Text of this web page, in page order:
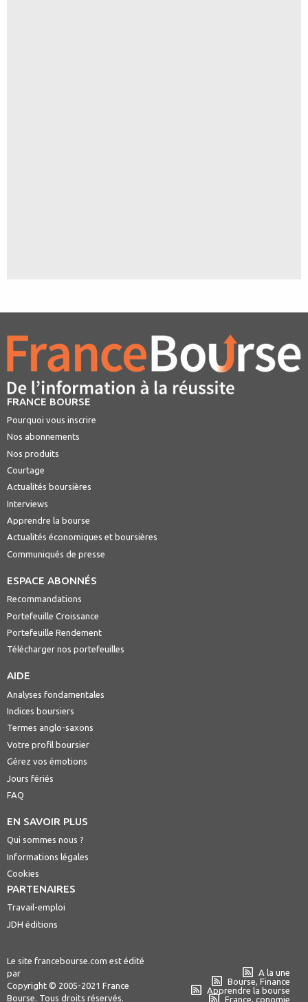
FRANCE BOURSE
Pourquoi vous inscrire
Nos abonnements
Nos produits
Courtage
Actualités boursières
Interviews
Apprendre la bourse
Actualités économiques et boursières
Communiqués de presse
ESPACE ABONNÉS
Recommandations
Portefeuille Croissance
Portefeuille Rendement
Télécharger nos portefeuilles
AIDE
Analyses fondamentales
Indices boursiers
Termes anglo-saxons
Votre profil boursier
Gérez vos émotions
Jours fériés
FAQ
EN SAVOIR PLUS
Qui sommes nous ?
Informations légales
Cookies
PARTENAIRES
Travail-emploi
JDH éditions
Le site francebourse.com est édité
par
Copyright © 2005-2021 France
Bourse. Tous droits réservés.
A la une
Bourse, Finance
Apprendre la bourse
France, conomie